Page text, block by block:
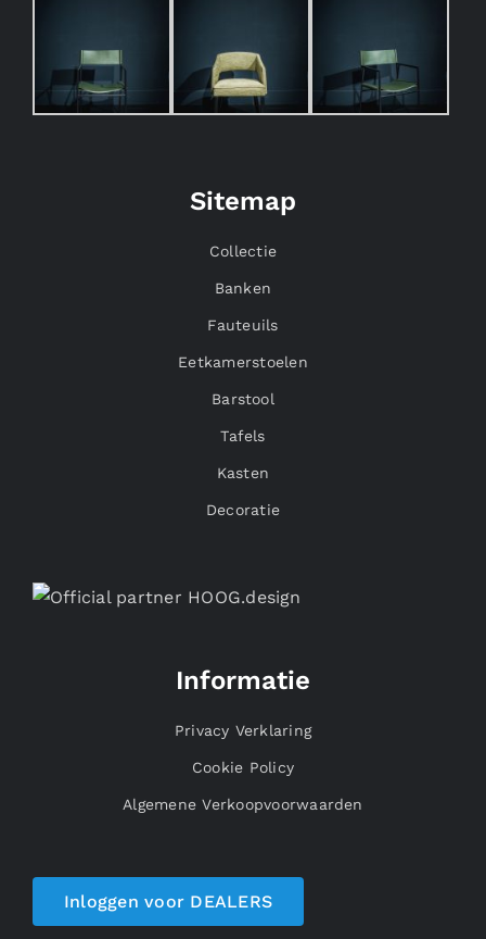
Sitemap
Collectie
Banken
Fauteuils
Eetkamerstoelen
Barstool
Tafels
Kasten
Decoratie
Informatie
Privacy Verklaring
Cookie Policy
Algemene Verkoopvoorwaarden
Inloggen voor DEALERS